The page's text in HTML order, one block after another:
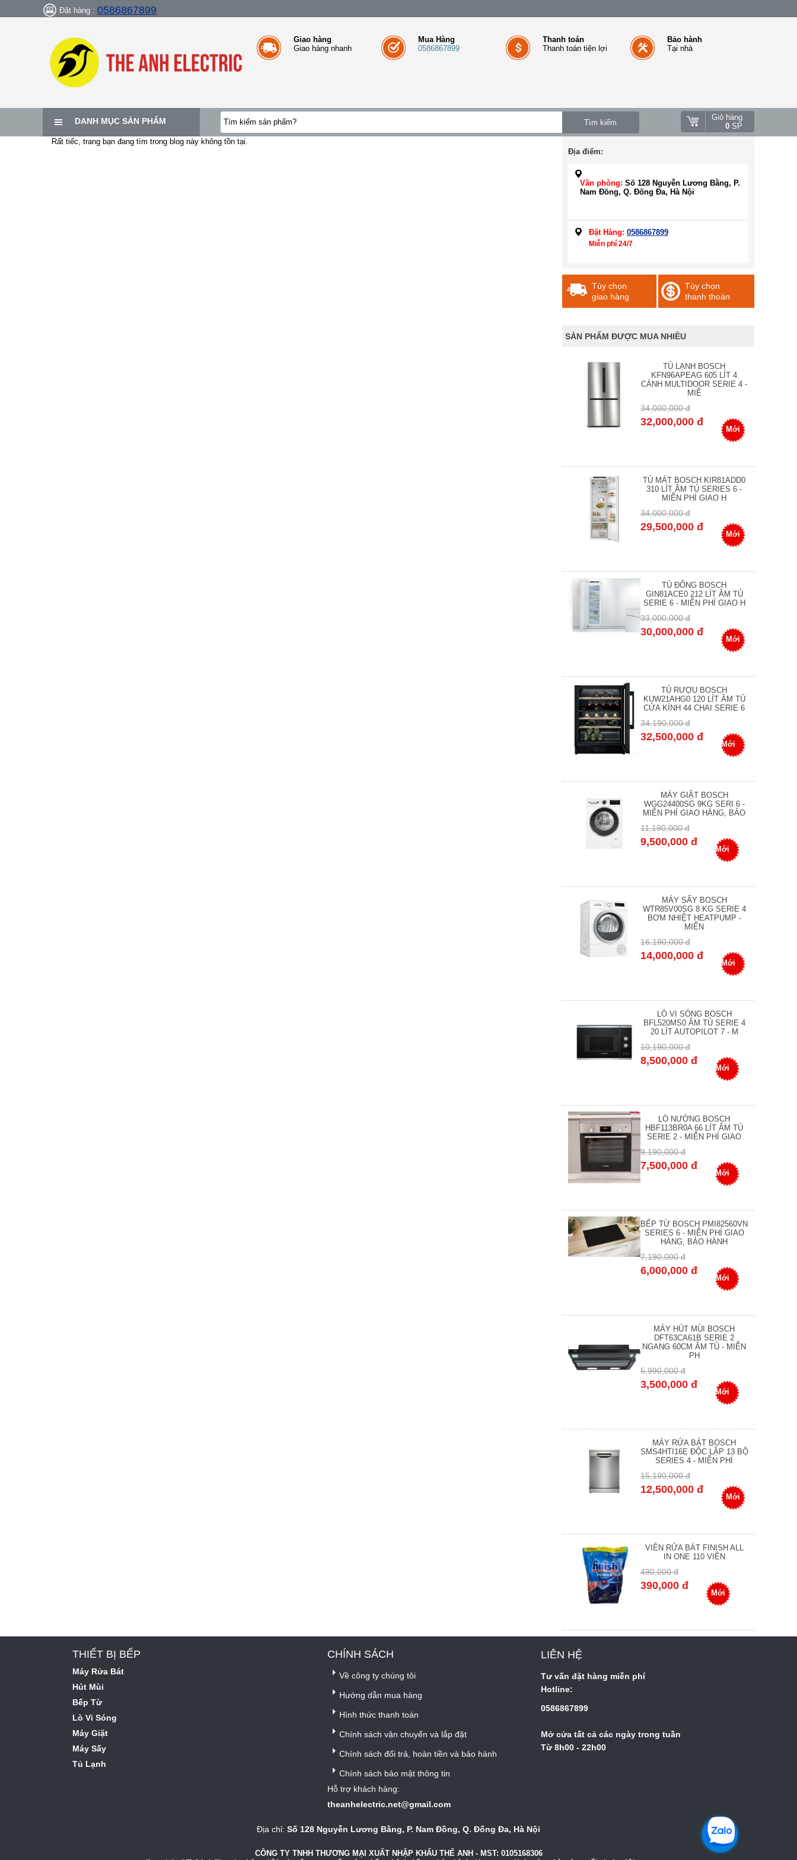
Đặt hàng : 0586867899
Giao hàng
Giao hàng nhanh
Mua Hàng
0586867899
Thanh toán
Thanh toán tiện lợi
Bảo hành
Tại nhà
Giỏ hàng
0 SP
DANH MỤC SẢN PHẨM
Rất tiếc, trang bạn đang tìm trong blog này không tồn tại.
Địa điểm:
Văn phòng: Số 128 Nguyễn Lương Bằng, P.
Nam Đồng, Q. Đống Đa, Hà Nội
Đặt Hàng: 0586867899
Miễn phí 24/7
Tùy chọn
giao hàng
Tùy chọn
thanh thoán
SẢN PHẨM ĐƯỢC MUA NHIỀU
TỦ LẠNH BOSCH
KFN96APEAG 605 LÍT 4
CÁNH MULTIDOOR SERIE 4 -
MIỄ
34,000,000 đ
32,000,000 đ
Mới
TỦ MÁT BOSCH KIR81ADD0
310 LÍT ÂM TỦ SERIES 6 -
MIỄN PHÍ GIAO H
34,000,000 đ
29,500,000 đ
Mới
TỦ ĐÔNG BOSCH
GIN81ACE0 212 LÍT ÂM TỦ
SERIE 6 - MIỄN PHÍ GIAO H
33,000,000 đ
30,000,000 đ
Mới
TỦ RƯỢU BOSCH
KUW21AHG0 120 LÍT ÂM TỦ
CỬA KÍNH 44 CHAI SERIE 6
34,190,000 đ
32,500,000 đ
Mới
MÁY GIẶT BOSCH
WGG24400SG 9KG SERI 6 -
MIỄN PHÍ GIAO HÀNG, BẢO
11,190,000 đ
9,500,000 đ
Mới
MÁY SẤY BOSCH
WTR85V00SG 8 KG SERIE 4
BƠM NHIỆT HEATPUMP -
MIỄN
16,190,000 đ
14,000,000 đ
Mới
LÒ VI SÓNG BOSCH
BFL520MS0 ÂM TỦ SERIE 4
20 LÍT AUTOPILOT 7 - M
10,190,000 đ
8,500,000 đ
Mới
LÒ NƯỚNG BOSCH
HBF113BR0A 66 LÍT ÂM TỦ
SERIE 2 - MIỄN PHÍ GIAO
9,190,000 đ
7,500,000 đ
Mới
BẾP TỪ BOSCH PMI82560VN
SERIES 6 - MIỄN PHÍ GIAO
HÀNG, BẢO HÀNH
7,190,000 đ
6,000,000 đ
Mới
MÁY HÚT MÙI BOSCH
DFT63CA61B SERIE 2
NGANG 60CM ÂM TỦ - MIỄN
PH
5,990,000 đ
3,500,000 đ
Mới
MÁY RỬA BÁT BOSCH
SMS4HTI16E ĐỘC LẬP 13 BỘ
SERIES 4 - MIỄN PHÍ
15,190,000 đ
12,500,000 đ
Mới
VIÊN RỬA BÁT FINISH ALL
IN ONE 110 VIÊN
490,000 đ
390,000 đ
Mới
THIẾT BỊ BẾP
Máy Rửa Bát
Hút Mùi
Bếp Từ
Lò Vi Sóng
Máy Giặt
Máy Sấy
Tủ Lạnh
CHÍNH SÁCH
Về công ty chúng tôi
Hướng dẫn mua hàng
Hình thức thanh toán
Chính sách vận chuyển và lắp đặt
Chính sách đổi trả, hoàn tiền và bảo hành
Chính sách bảo mật thông tin
Hỗ trợ khách hàng:
theanhelectric.net@gmail.com
LIÊN HỆ
Tư vấn đặt hàng miễn phí
Hotline:
0586867899
Mở cửa tất cả các ngày trong tuần
Từ 8h00 - 22h00
Địa chỉ: Số 128 Nguyễn Lương Bằng, P. Nam Đồng, Q. Đống Đa, Hà Nội
CÔNG TY TNHH THƯƠNG MẠI XUẤT NHẬP KHẨU THẾ ANH - MST: 0105168306